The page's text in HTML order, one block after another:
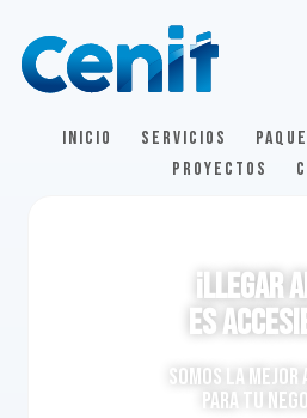
INICIO SERVICIOS
PROYECTOS
¡LLegar
es
Somos la mejor
para tu